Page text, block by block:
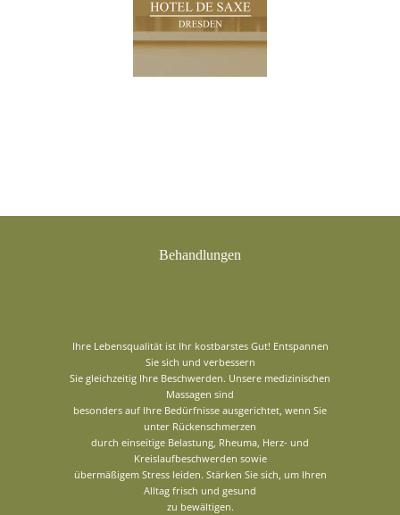
Behandlungen
Ihre Lebensqualität ist Ihr kostbarstes Gut! Entspannen
Sie sich und verbessern
Sie gleichzeitig Ihre Beschwerden. Unsere medizinischen
Massagen sind
besonders auf Ihre Bedürfnisse ausgerichtet, wenn Sie
unter Rückenschmerzen
durch einseitige Belastung, Rheuma, Herz- und
Kreislaufbeschwerden sowie
übermäßigem Stress leiden. Stärken Sie sich, um Ihren
Alltag frisch und gesund
zu bewältigen.